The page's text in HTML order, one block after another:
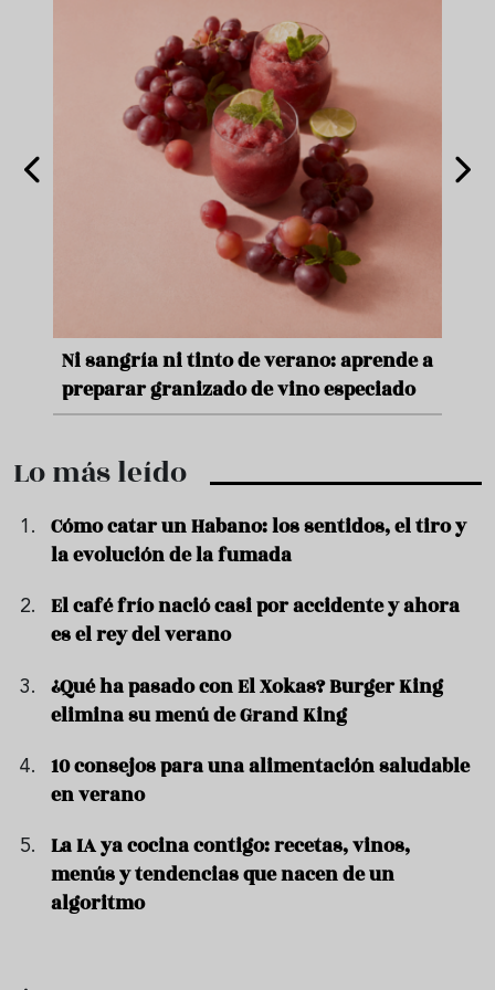
Ni sangría ni tinto de verano: aprende a
preparar granizado de vino especiado
Lo más leído
Cómo catar un Habano: los sentidos, el tiro y
la evolución de la fumada
El café frío nació casi por accidente y ahora
es el rey del verano
¿Qué ha pasado con El Xokas? Burger King
elimina su menú de Grand King
10 consejos para una alimentación saludable
en verano
La IA ya cocina contigo: recetas, vinos,
menús y tendencias que nacen de un
algoritmo